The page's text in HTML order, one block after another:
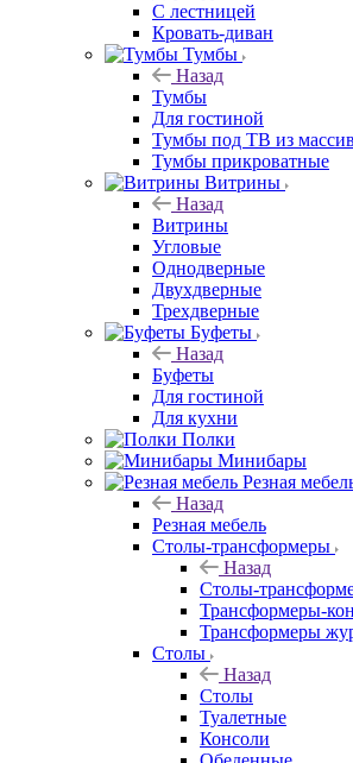
С лестницей
Кровать-диван
Тумбы
Назад
Тумбы
Для гостиной
Тумбы под ТВ из
Тумбы прикроватные
Витрины
Назад
Витрины
Угловые
Однодверные
Двухдверные
Трехдверные
Буфеты
Назад
Буфеты
Для гостиной
Для кухни
Полки
Минибары
Резная
Назад
Резная мебель
Столы-трансформеры
Назад
Столы-
Трансформеры-
Трансформеры
Столы
Назад
Столы
Туалетные
Консоли